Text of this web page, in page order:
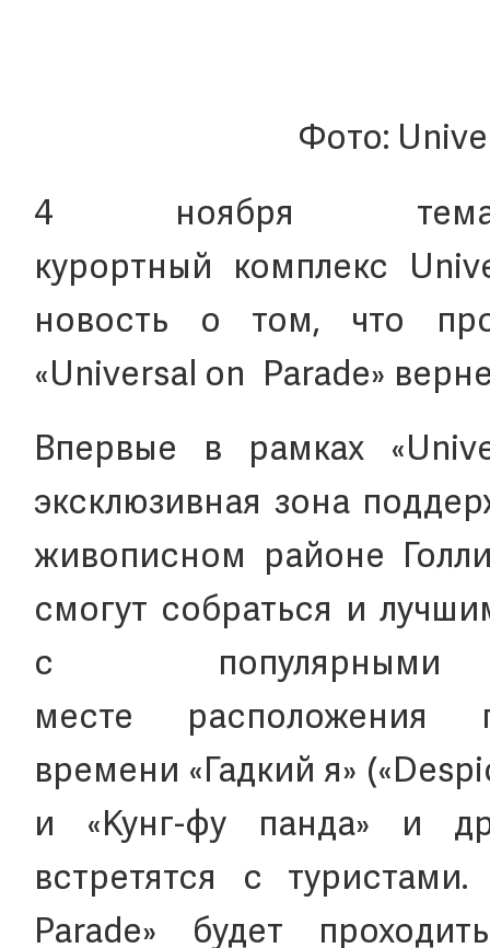
Фото:
4 ноября
курортный комплекс
новость о том, что
«Universal on Parade»
Впервые в рамках
эксклюзивная зона
живописном районе
смогут собраться и
с
месте
времени «Гадкий я»
и «Кунг-фу панда» и
встретятся с
Parade» будет